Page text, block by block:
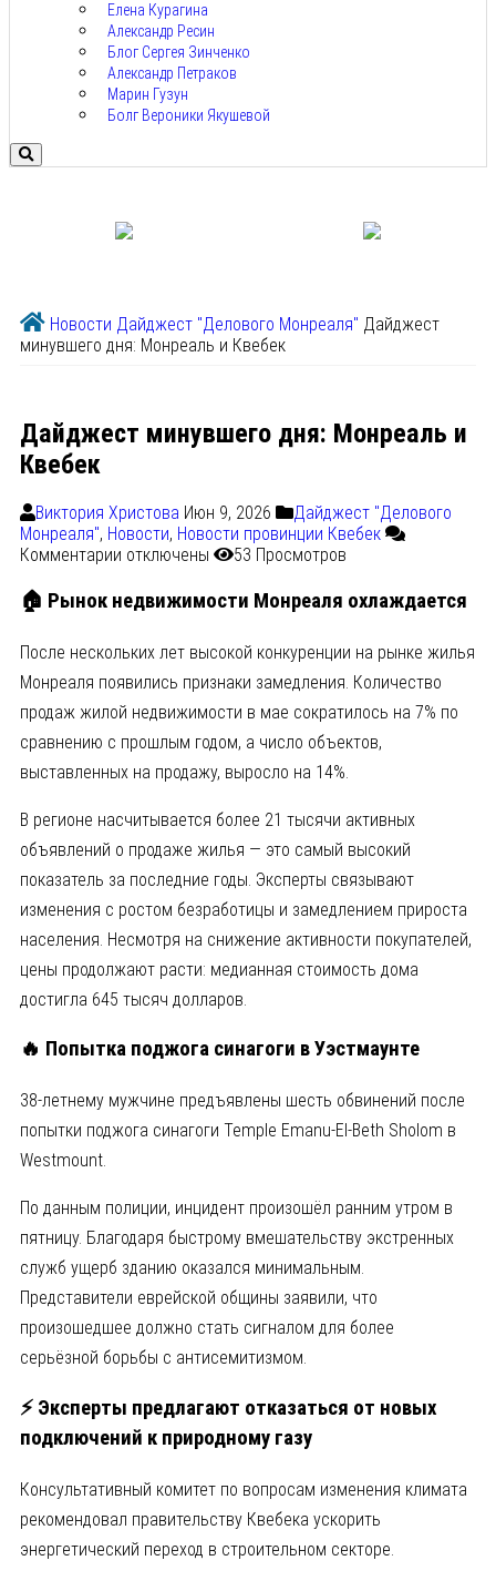
Елена Курагина
Александр Ресин
Блог Сергея Зинченко
Александр Петраков
Марин Гузун
Болг Вероники Якушевой
Новости Дайджест "Делового Монреаля" Дайджест
минувшего дня: Монреаль и Квебек
Дайджест минувшего дня: Монреаль и
Квебек
Виктория Христова Июн 9, 2026
Дайджест "Делового
Монреаля", Новости, Новости провинции Квебек
Комментарии отключены 53 Просмотров
🏠 Рынок недвижимости Монреаля охлаждается
После нескольких лет высокой конкуренции на рынке жилья
Монреаля появились признаки замедления. Количество
продаж жилой недвижимости в мае сократилось на 7% по
сравнению с прошлым годом, а число объектов,
выставленных на продажу, выросло на 14%.
В регионе насчитывается более 21 тысячи активных
объявлений о продаже жилья — это самый высокий
показатель за последние годы. Эксперты связывают
изменения с ростом безработицы и замедлением прироста
населения. Несмотря на снижение активности покупателей,
цены продолжают расти: медианная стоимость дома
достигла 645 тысяч долларов.
🔥 Попытка поджога синагоги в Уэстмаунте
38-летнему мужчине предъявлены шесть обвинений после
попытки поджога синагоги Temple Emanu-El-Beth Sholom в
Westmount.
По данным полиции, инцидент произошёл ранним утром в
пятницу. Благодаря быстрому вмешательству экстренных
служб ущерб зданию оказался минимальным.
Представители еврейской общины заявили, что
произошедшее должно стать сигналом для более
серьёзной борьбы с антисемитизмом.
⚡ Эксперты предлагают отказаться от новых
подключений к природному газу
Консультативный комитет по вопросам изменения климата
рекомендовал правительству Квебека ускорить
энергетический переход в строительном секторе.